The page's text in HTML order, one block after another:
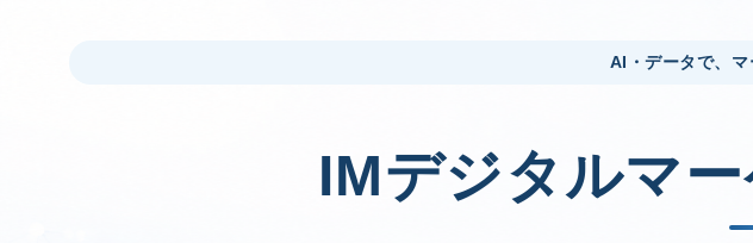
AI・データで、
IMデジタルマ